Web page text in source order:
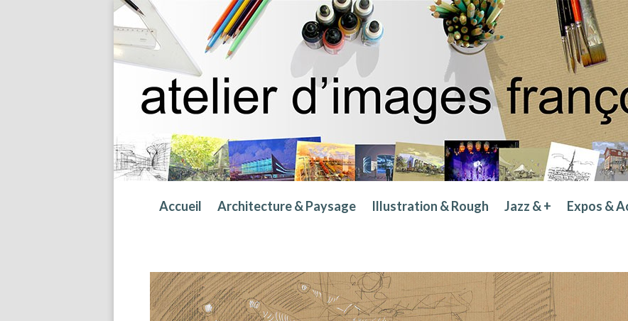
Accueil Architecture & Paysage Illustration & Rough Jazz & + Expos &